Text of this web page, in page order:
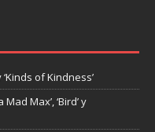
of Kindness’
Max’, ‘Bird’ y